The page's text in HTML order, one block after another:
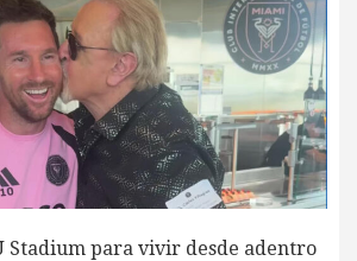
Stadium para vivir desde adentro